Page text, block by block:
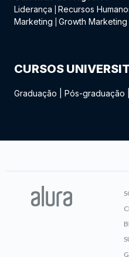
Liderança
Recursos
Marketing
Growth Marketing
CURSOS
Graduação Pós-graduação